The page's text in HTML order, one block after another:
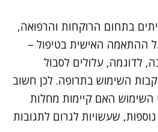
בתחום הרוקחות והרפואה,
ההתאמה האישית בטיפול –
לדוגמה, עלולים לסבול
השימוש בתרופה. לכן חשוב
השימוש האם קיימות מחלות
שעשויות לגרום לתגובות